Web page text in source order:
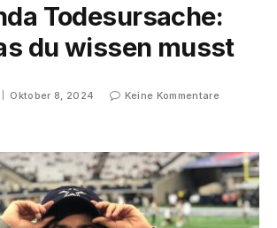
Todesursache:
du wissen musst
Oktober 8, 2024
Keine Kommentare